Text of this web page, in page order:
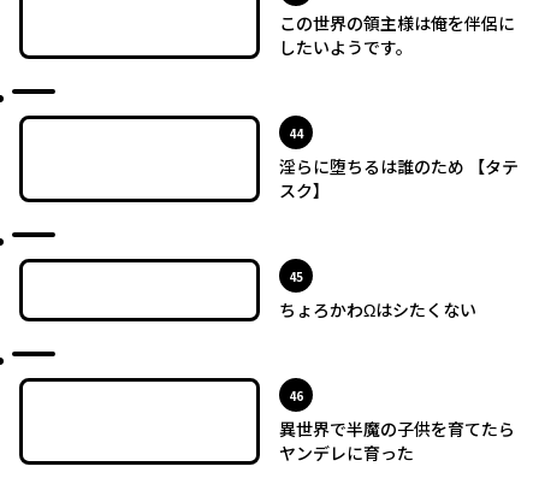
この世界の領主様は俺を伴侶に
したいようです。
44位
淫らに堕ちるは誰のため 【タテ
スク】
45位
ちょろかわΩはシたくない
46位
異世界で半魔の子供を育てたら
ヤンデレに育った